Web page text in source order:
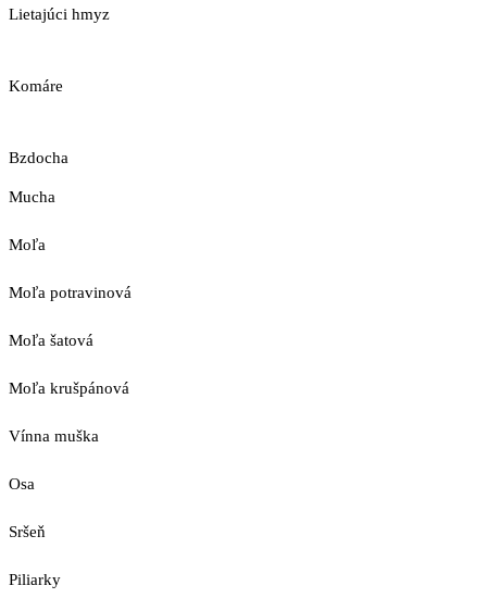
Lietajúci hmyz
Komáre
Bzdocha
Mucha
Moľa
Moľa potravinová
Moľa šatová
Moľa krušpánová
Vínna muška
Osa
Sršeň
Piliarky